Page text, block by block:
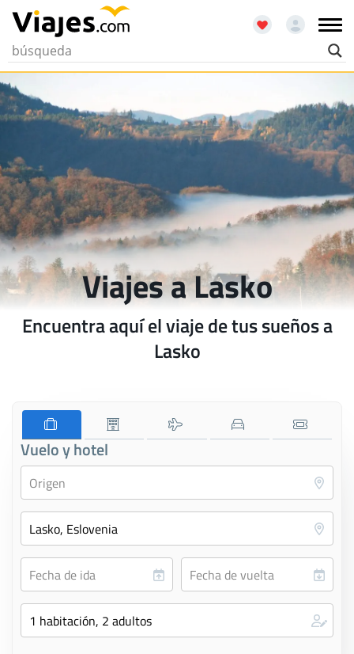
Viajes a Lasko
Encuentra aquí el viaje de tus sueños a
Lasko
Vuelo y hotel